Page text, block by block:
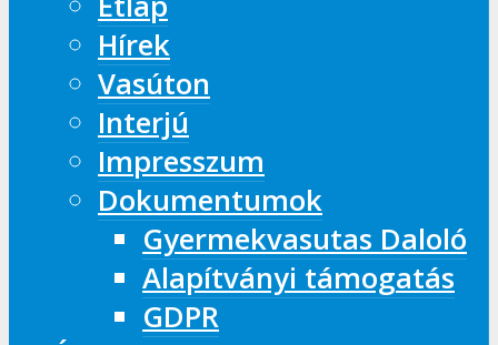
Hírek
Vasúton
Interjú
Impresszum
Dokumentumok
Gyermekvasutas Daloló
Alapítványi támogatás
GDPR